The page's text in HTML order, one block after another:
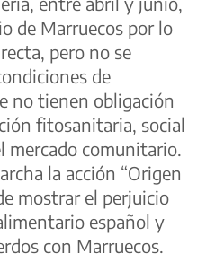
de Marruecos por lo
pero no se
de
no tienen obligación
fitosanitaria, social
mercado comunitario.
la acción “Origen
mostrar el perjuicio
español y
con Marruecos.